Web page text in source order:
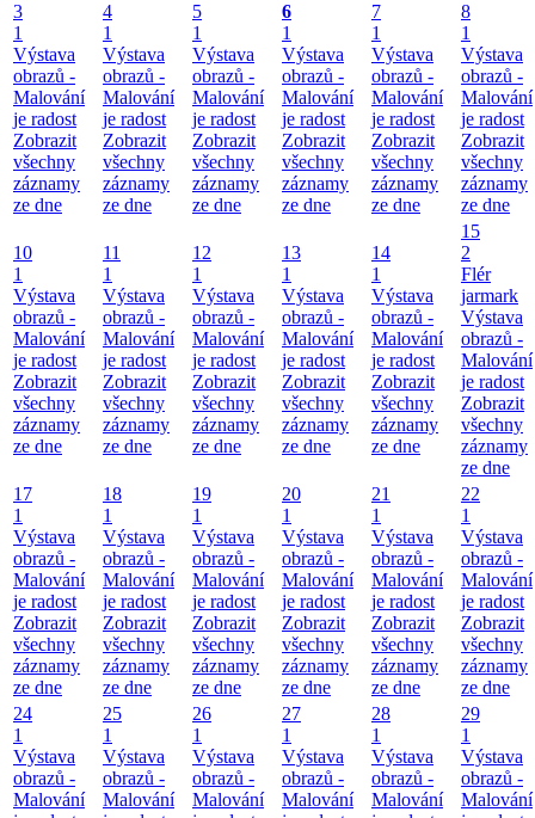
3
1
Výstava
obrazů -
Malování
je radost
Zobrazit
všechny
záznamy
ze dne
4
1
Výstava
obrazů -
Malování
je radost
Zobrazit
všechny
záznamy
ze dne
5
1
Výstava
obrazů -
Malování
je radost
Zobrazit
všechny
záznamy
ze dne
6
1
Výstava
obrazů -
Malování
je radost
Zobrazit
všechny
záznamy
ze dne
7
1
Výstava
obrazů -
Malování
je radost
Zobrazit
všechny
záznamy
ze dne
8
1
Výstava
obrazů -
Malování
je radost
Zobrazit
všechny
záznamy
ze dne
10
1
Výstava
obrazů -
Malování
je radost
Zobrazit
všechny
záznamy
ze dne
11
1
Výstava
obrazů -
Malování
je radost
Zobrazit
všechny
záznamy
ze dne
12
1
Výstava
obrazů -
Malování
je radost
Zobrazit
všechny
záznamy
ze dne
13
1
Výstava
obrazů -
Malování
je radost
Zobrazit
všechny
záznamy
ze dne
14
1
Výstava
obrazů -
Malování
je radost
Zobrazit
všechny
záznamy
ze dne
15
2
Flér
jarmark
Výstava
obrazů -
Malování
je radost
Zobrazit
všechny
záznamy
ze dne
17
1
Výstava
obrazů -
Malování
je radost
Zobrazit
všechny
záznamy
ze dne
18
1
Výstava
obrazů -
Malování
je radost
Zobrazit
všechny
záznamy
ze dne
19
1
Výstava
obrazů -
Malování
je radost
Zobrazit
všechny
záznamy
ze dne
20
1
Výstava
obrazů -
Malování
je radost
Zobrazit
všechny
záznamy
ze dne
21
1
Výstava
obrazů -
Malování
je radost
Zobrazit
všechny
záznamy
ze dne
22
1
Výstava
obrazů -
Malování
je radost
Zobrazit
všechny
záznamy
ze dne
24
1
Výstava
obrazů -
Malování
25
1
Výstava
obrazů -
Malování
26
1
Výstava
obrazů -
Malování
27
1
Výstava
obrazů -
Malování
28
1
Výstava
obrazů -
Malování
29
1
Výstava
obrazů -
Malování